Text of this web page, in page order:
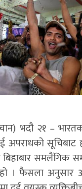
भदौ २१ –
अपराधको सूचिबाट
समलैंगिक
। फैसला अनुसार